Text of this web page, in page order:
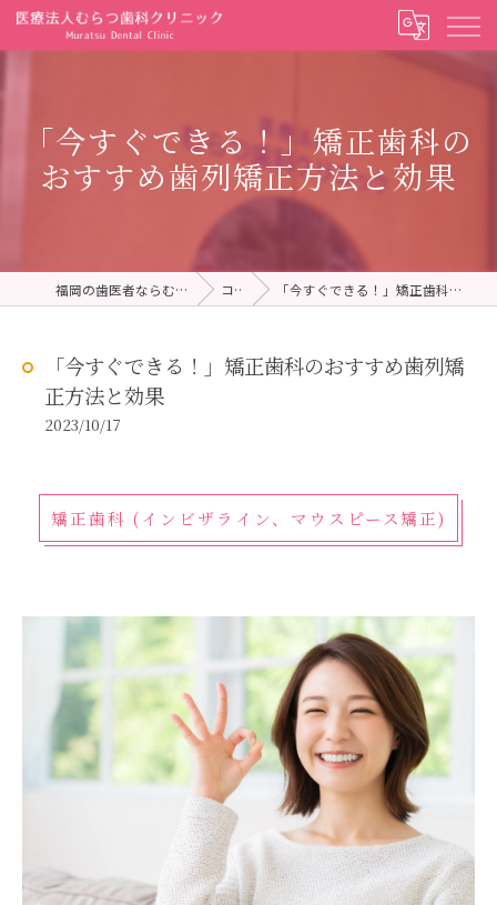
「今すぐできる！」矯正歯科の
おすすめ歯列矯正方法と効果
福岡の歯医者ならむらつ歯科クリニック コラム 「今すぐできる！」矯正歯科のおすすめ歯列矯正方法と効果
「今すぐできる！」矯正歯科のおすすめ歯列矯
正方法と効果
2023/10/17
矯正歯科 (インビザライン、マウスピース矯正)